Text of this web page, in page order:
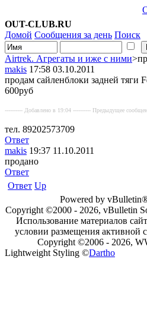
OUT-CLUB.RU
Домой Сообщения за день Поиск
Airtrek. Агрегаты и иже с ними
makis 17:58 03.10.2011
продам сайленблоки задней тяги
600руб
---------- Добавлено в 19:04 ---------- Предыдущее
тел. 89202573709
Ответ
makis 19:37 11.10.2011
продано
Ответ
Ответ Up
Powered by
Copyright ©2000 - 2026, vBulletin
Использование материалов
условии размещения
Copyright ©2006 - 2026,
Lightweight Styling ©Dartho